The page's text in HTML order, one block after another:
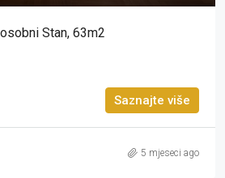
Stan, 63m2
Saznajte više
5 mjeseci ago